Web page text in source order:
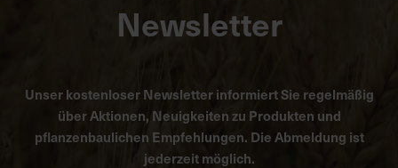
Newsletter
Unser kostenloser Newsletter informiert Sie regelmäßig
über Aktionen, Neuigkeiten zu Produkten und
pflanzenbaulichen Empfehlungen. Die Abmeldung ist
jederzeit möglich.